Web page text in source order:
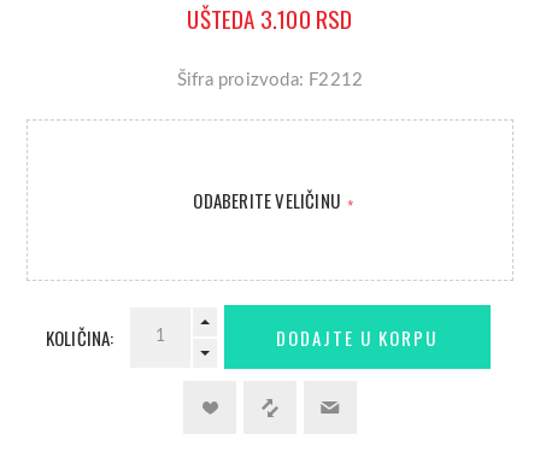
UŠTEDA 3.100 RSD
Šifra proizvoda: F2212
ODABERITE VELIČINU *
KOLIČINA: